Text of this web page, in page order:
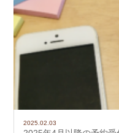
2025.02.03